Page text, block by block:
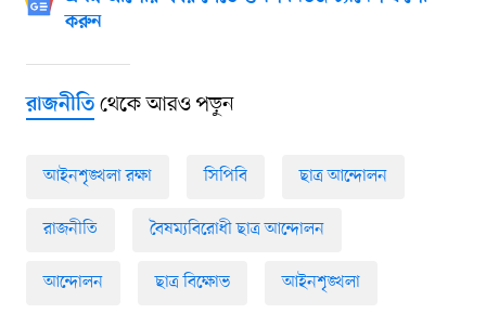
করুন
রাজনীতিথেকে আরও পড়ুন
আইনশৃঙ্খলা রক্ষা সিপিবি ছাত্র আন্দোলন
রাজনীতি বৈষম্যবিরোধী ছাত্র আন্দোলন
আন্দোলন ছাত্র বিক্ষোভ আইনশৃঙ্খলা